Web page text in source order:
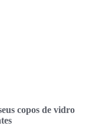
copos de vidro